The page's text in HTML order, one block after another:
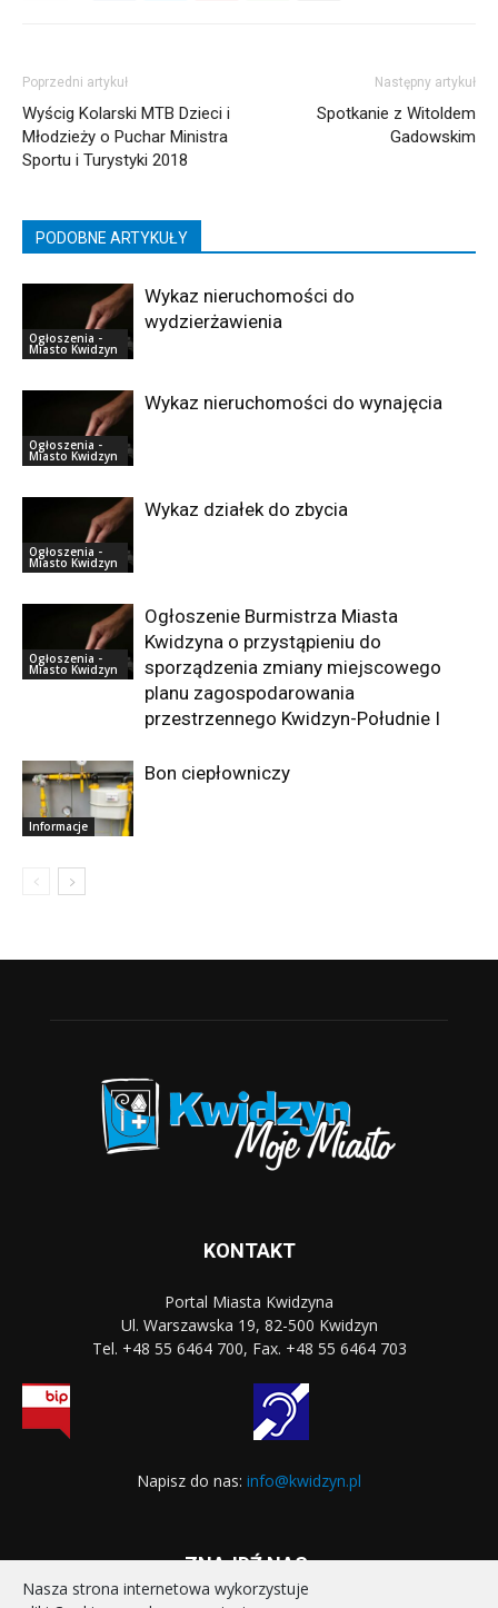
Poprzedni artykuł
Wyścig Kolarski MTB Dzieci i
Młodzieży o Puchar Ministra
Sportu i Turystyki 2018
Następny artykuł
Spotkanie z Witoldem
Gadowskim
PODOBNE ARTYKUŁY
Ogłoszenia -
Miasto Kwidzyn
Wykaz nieruchomości do
wydzierżawienia
Ogłoszenia -
Miasto Kwidzyn
Wykaz nieruchomości do wynajęcia
Ogłoszenia -
Miasto Kwidzyn
Wykaz działek do zbycia
Ogłoszenia -
Miasto Kwidzyn
Ogłoszenie Burmistrza Miasta
Kwidzyna o przystąpieniu do
sporządzenia zmiany miejscowego
planu zagospodarowania
przestrzennego Kwidzyn-Południe I
Informacje
Bon ciepłowniczy
KONTAKT
Portal Miasta Kwidzyna
Ul. Warszawska 19, 82-500 Kwidzyn
Tel. +48 55 6464 700, Fax. +48 55 6464 703
Napisz do nas: info@kwidzyn.pl
ZNAJDŹ NAS:
Nasza strona internetowa wykorzystuje